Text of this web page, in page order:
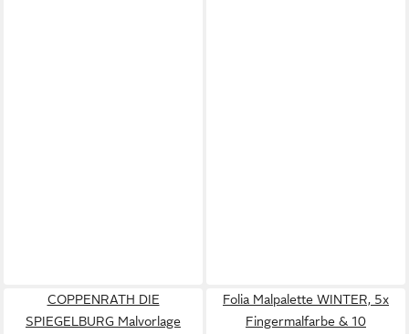
COPPENRATH DIE
SPIEGELBURG Malvorlage
Folia Malpalette WINTER, 5x
Fingermalfarbe & 10